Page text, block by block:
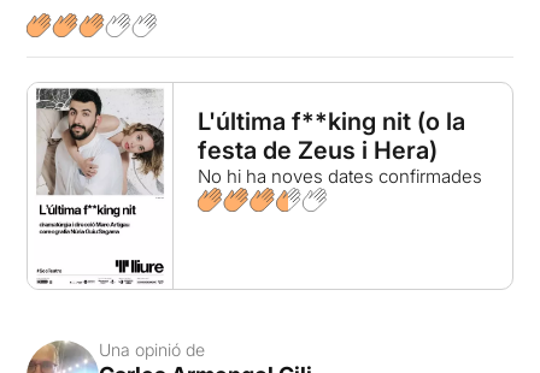
L'última f**king nit (o la
festa de Zeus i Hera)
No hi ha noves dates confirmades
Una opinió de